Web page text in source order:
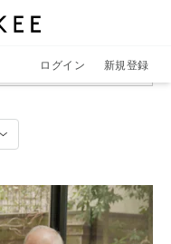
ログイン 新規登録